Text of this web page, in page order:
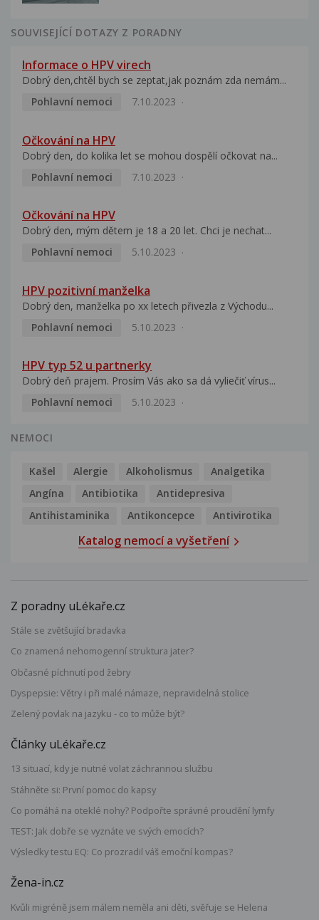
SOUVISEJÍCÍ DOTAZY Z PORADNY
Informace o HPV virech
Dobrý den,chtěl bych se zeptat,jak poznám zda nemám...
Pohlavní nemoci
7.10.2023
Očkování na HPV
Dobrý den, do kolika let se mohou dospělí očkovat na...
Pohlavní nemoci
7.10.2023
Očkování na HPV
Dobrý den, mým dětem je 18 a 20 let. Chci je nechat...
Pohlavní nemoci
5.10.2023
HPV pozitivní manželka
Dobrý den, manželka po xx letech přivezla z Východu...
Pohlavní nemoci
5.10.2023
HPV typ 52 u partnerky
Dobrý deň prajem. Prosím Vás ako sa dá vyliečiť vírus...
Pohlavní nemoci
5.10.2023
NEMOCI
Kašel Alergie Alkoholismus
Analgetika
Angína
Antibiotika
Antidepresiva
Antihistaminika
Antikoncepce Antivirotika
Katalog nemocí a vyšetření
Z poradny uLékaře.cz
Stále se zvětšující bradavka
Co znamená nehomogenní struktura jater?
Občasné píchnutí pod žebry
Dyspepsie: Větry i při malé námaze, nepravidelná stolice
Zelený povlak na jazyku - co to může být?
Články uLékaře.cz
13 situací, kdy je nutné volat záchrannou službu
Stáhněte si: První pomoc do kapsy
Co pomáhá na oteklé nohy? Podpořte správné proudění lymfy
TEST: Jak dobře se vyznáte ve svých emocích?
Výsledky testu EQ: Co prozradil váš emoční kompas?
Žena-in.cz
Kvůli migréně jsem málem neměla ani děti, svěřuje se Helena